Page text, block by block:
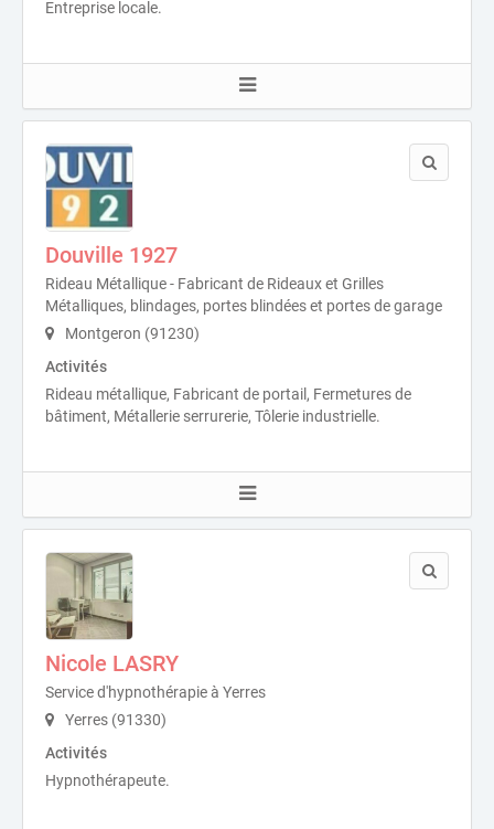
Entreprise locale.
Douville 1927
Rideau Métallique - Fabricant de Rideaux et Grilles
Métalliques, blindages, portes blindées et portes de garage
Montgeron (91230)
Activités
Rideau métallique, Fabricant de portail, Fermetures de
bâtiment, Métallerie serrurerie, Tôlerie industrielle.
Nicole LASRY
Service d'hypnothérapie à Yerres
Yerres (91330)
Activités
Hypnothérapeute.